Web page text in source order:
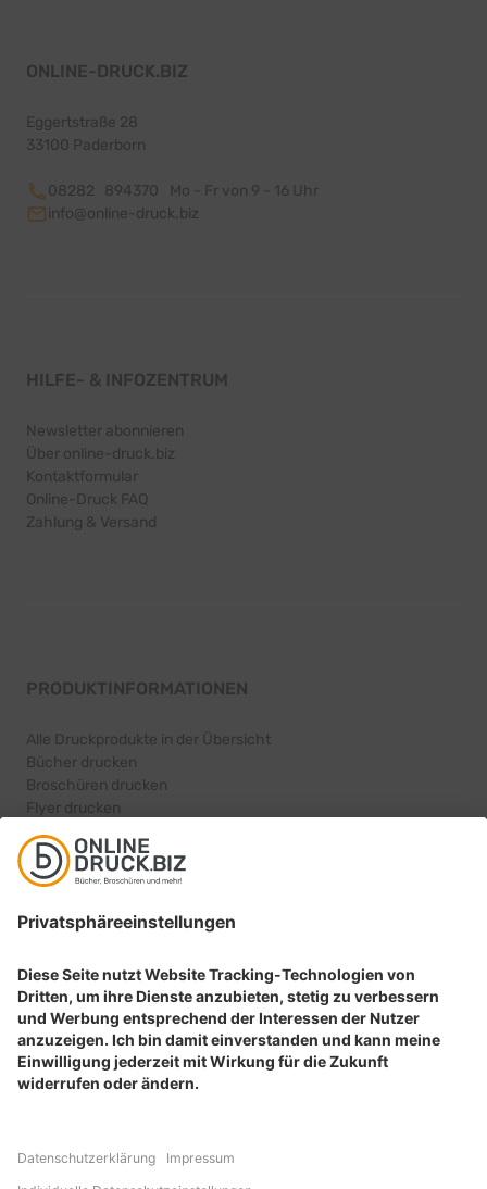
ONLINE-DRUCK.BIZ
Eggertstraße 28
33100 Paderborn
08282 894370
Mo - Fr von 9 - 16 Uhr
info@online-druck.biz
HILFE- & INFOZENTRUM
Newsletter abonnieren
Über online-druck.biz
Kontaktformular
Online-Druck FAQ
Zahlung & Versand
PRODUKTINFORMATIONEN
Alle Druckprodukte in der Übersicht
Bücher drucken
Broschüren drucken
Flyer drucken
Karten drucken
BELIEBTE PRODUKTKATEGORIEN
Aufkleber drucken
Etiketten drucken
Geschenkideen drucken